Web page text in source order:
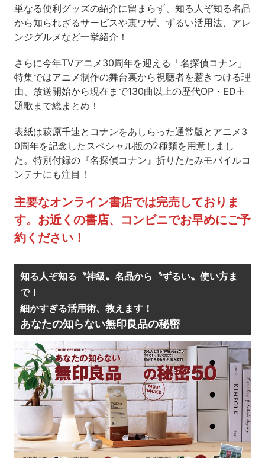
単なる便利グッズの紹介に留まらず、知る人ぞ知る名品
から知られざるサービスや裏ワザ、ずるい活用法、アレ
ンジグルメなど一挙紹介！
さらに今年TVアニメ30周年を迎える「名探偵コナン」
特集ではアニメ制作の舞台裏から視聴者を惹きつける理
由、放送開始から現在まで130曲以上の歴代OP・ED主
題歌まで総まとめ！
表紙は萩原千速とコナンをあしらった通常版とアニメ3
0周年を記念したスペシャル版の2種類を用意しまし
た。特別付録の『名探偵コナン』折りたたみモバイルコ
ンテナにも注目！
主要なオンライン書店では完売しておりま
す。お近くの書店、コンビニでお早めにご予
約ください！
知る人ぞ知る〝神級〟名品から〝ずるい〟使い方ま
で！
細かすぎる活用術、教えます！
あなたの知らない無印良品の秘密